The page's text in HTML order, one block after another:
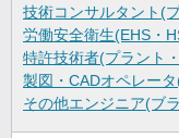
技術コンサルタント(
労働安全衛生(EHS・
特許技術者(プラント
製図・CADオペレー
その他エンジニア(ブ